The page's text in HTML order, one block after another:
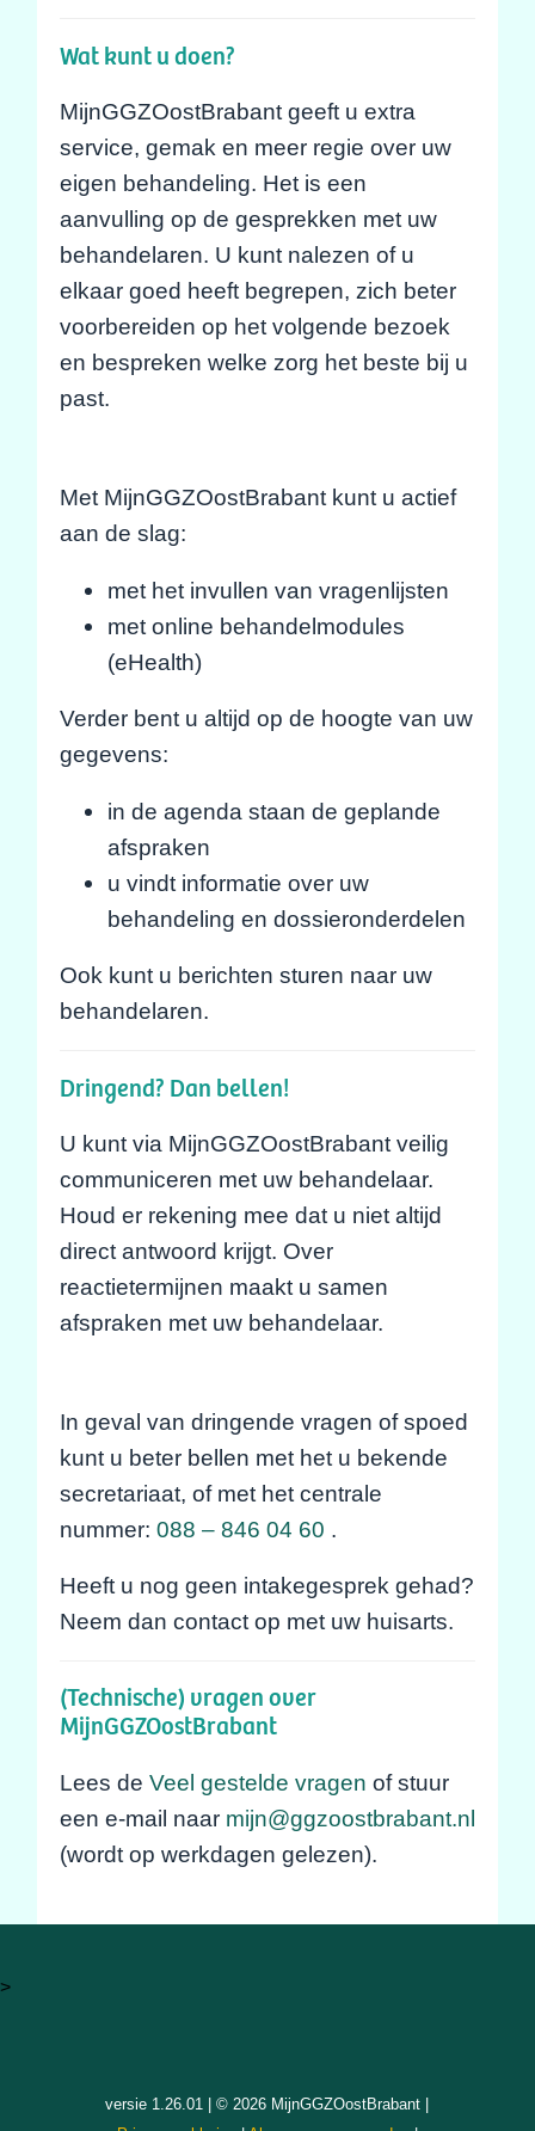
Wat kunt u doen?
MijnGGZOostBrabant geeft u extra
service, gemak en meer regie over uw
eigen behandeling. Het is een
aanvulling op de gesprekken met uw
behandelaren. U kunt nalezen of u
elkaar goed heeft begrepen, zich beter
voorbereiden op het volgende bezoek
en bespreken welke zorg het beste bij u
past.
Met MijnGGZOostBrabant kunt u actief
aan de slag:
met het invullen van vragenlijsten
met online behandelmodules
(eHealth)
Verder bent u altijd op de hoogte van uw
gegevens:
in de agenda staan de geplande
afspraken
u vindt informatie over uw
behandeling en dossieronderdelen
Ook kunt u berichten sturen naar uw
behandelaren.
Dringend? Dan bellen!
U kunt via MijnGGZOostBrabant veilig
communiceren met uw behandelaar.
Houd er rekening mee dat u niet altijd
direct antwoord krijgt. Over
reactietermijnen maakt u samen
afspraken met uw behandelaar.
In geval van dringende vragen of spoed
kunt u beter bellen met het u bekende
secretariaat, of met het centrale
nummer: 088 – 846 04 60 .
Heeft u nog geen intakegesprek gehad?
Neem dan contact op met uw huisarts.
(Technische) vragen over
MijnGGZOostBrabant
Lees de Veel gestelde vragen of stuur
een e-mail naar mijn@ggzoostbrabant.nl
(wordt op werkdagen gelezen).
>
versie 1.26.01 | © 2026 MijnGGZOostBrabant |